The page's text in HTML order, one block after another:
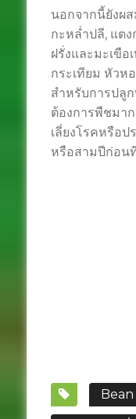
นอกจากนี้ยังผ
กะหล่ำปลี, แตง
ฝรั่งและมะเขือ
กระเทียม หัวห
สำหรับการปลู
ต้องการพืชมา
เลี่ยงโรคหรือ
หรือสามปีก่อน
Bean